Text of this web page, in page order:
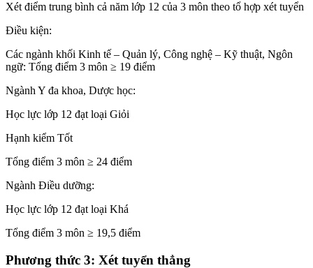
Xét điểm trung bình cả năm lớp 12 của 3 môn theo tổ hợp xét tuyển
Điều kiện:
Các ngành khối Kinh tế – Quản lý, Công nghệ – Kỹ thuật, Ngôn
ngữ: Tổng điểm 3 môn ≥ 19 điểm
Ngành Y đa khoa, Dược học:
Học lực lớp 12 đạt loại Giỏi
Hạnh kiểm Tốt
Tổng điểm 3 môn ≥ 24 điểm
Ngành Điều dưỡng:
Học lực lớp 12 đạt loại Khá
Tổng điểm 3 môn ≥ 19,5 điểm
Phương thức 3: Xét tuyển thẳng